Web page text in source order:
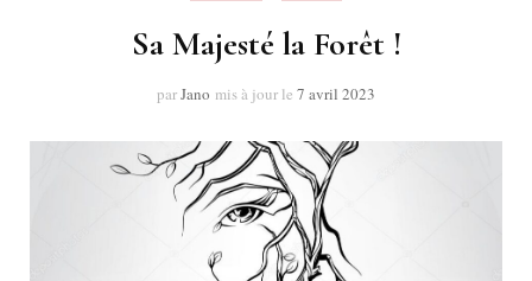
Sa Majesté la Forêt !
parJano mis à jour le 7 avril 2023